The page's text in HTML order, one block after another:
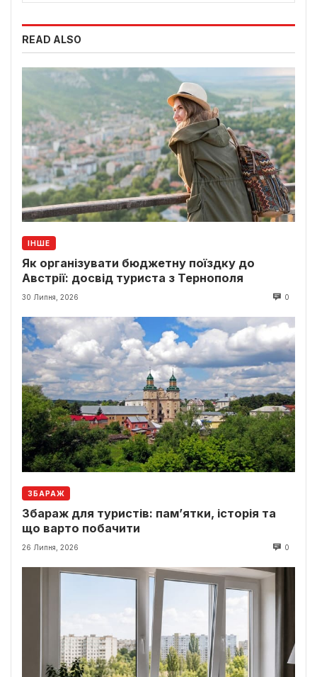
READ ALSO
ІНШЕ
Як організувати бюджетну поїздку до
Австрії: досвід туриста з Тернополя
30 Липня, 2026 0
ЗБАРАЖ
Збараж для туристів: пам’ятки, історія та
що варто побачити
26 Липня, 2026 0